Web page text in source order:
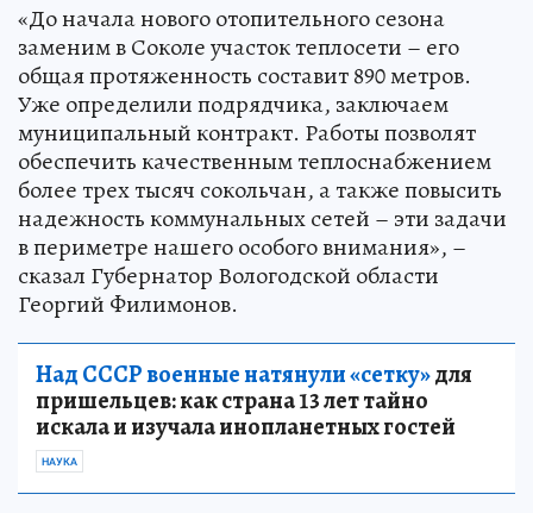
«До начала нового отопительного сезона
заменим в Соколе участок теплосети – его
общая протяженность составит 890 метров.
Уже определили подрядчика, заключаем
муниципальный контракт. Работы позволят
обеспечить качественным теплоснабжением
более трех тысяч сокольчан, а также повысить
надежность коммунальных сетей – эти задачи
в периметре нашего особого внимания», –
сказал Губернатор Вологодской области
Георгий Филимонов.
Над СССР военные натянули «сетку»для
пришельцев: как страна 13 лет тайно
искала и изучала инопланетных гостей
НАУКА